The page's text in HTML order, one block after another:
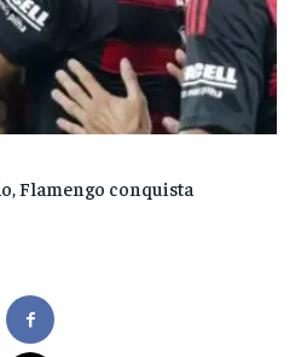
Flamengo conquista